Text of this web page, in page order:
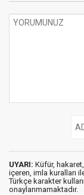
UYARI: Küfür,
içeren, imla kuralları
Türkçe karakter
onaylanmamaktadır.